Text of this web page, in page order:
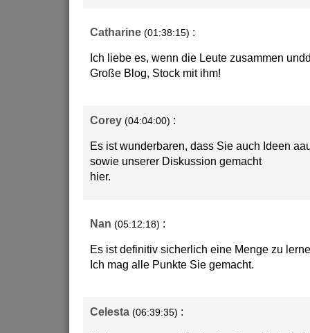
Catharine (01:38:15) :
Ich liebe es, wenn die Leute zusammen
Große Blog, Stock mit ihm!
Corey (04:04:00) :
Es ist wunderbaren, dass Sie auch Ideen
sowie unserer Diskussion gemacht
hier.
Nan (05:12:18) :
Es ist definitiv sicherlich eine Menge zu
Ich mag alle Punkte Sie gemacht.
Celesta (06:39:35) :